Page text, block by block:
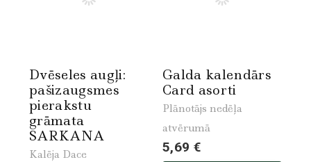
Dvēseles augļi:
pašizaugsmes
pierakstu
grāmata
SARKANA
Kalēja Dace
Galda kalendārs
Card asorti
Plānotājs nedēļa
atvērumā
5,69 €